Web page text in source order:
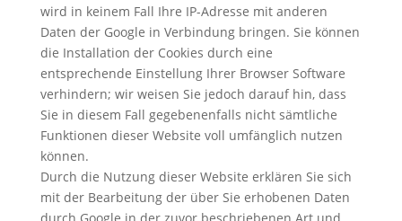
wird in keinem Fall Ihre IP-Adresse mit anderen
Daten der Google in Verbindung bringen. Sie können
die Installation der Cookies durch eine
entsprechende Einstellung Ihrer Browser Software
verhindern; wir weisen Sie jedoch darauf hin, dass
Sie in diesem Fall gegebenenfalls nicht sämtliche
Funktionen dieser Website voll umfänglich nutzen
können.
Durch die Nutzung dieser Website erklären Sie sich
mit der Bearbeitung der über Sie erhobenen Daten